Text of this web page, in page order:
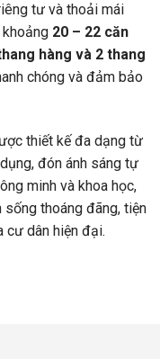
tư và thoải mái
20 – 22 căn
hàng và 2 thang
chóng và đảm bảo
thiết kế đa dạng từ
đón ánh sáng tự
minh và khoa học,
thoáng đãng, tiện
cư dân hiện đại.